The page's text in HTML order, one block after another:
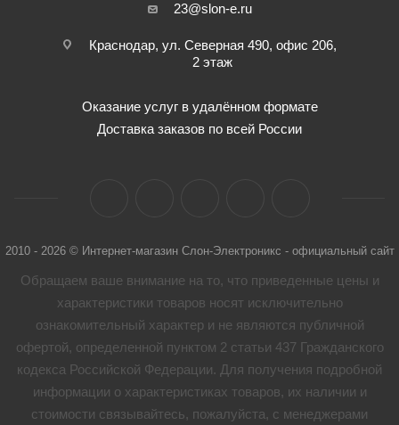
23@slon-e.ru
Краснодар, ул. Северная 490, офис 206,
2 этаж
Оказание услуг в удалённом формате
Доставка заказов по всей России
2010 - 2026 © Интернет-магазин Слон-Электроникс - официальный сайт
Обращаем ваше внимание на то, что приведенные цены и
характеристики товaров носят исключительно
ознакомительный характер и не являются публичной
офертой, определенной пунктом 2 статьи 437 Гражданского
кодекса Российской Федерации. Для получения подробной
информации о характеристиках товaров, их наличии и
стоимости связывайтесь, пожалуйста, с менеджерами